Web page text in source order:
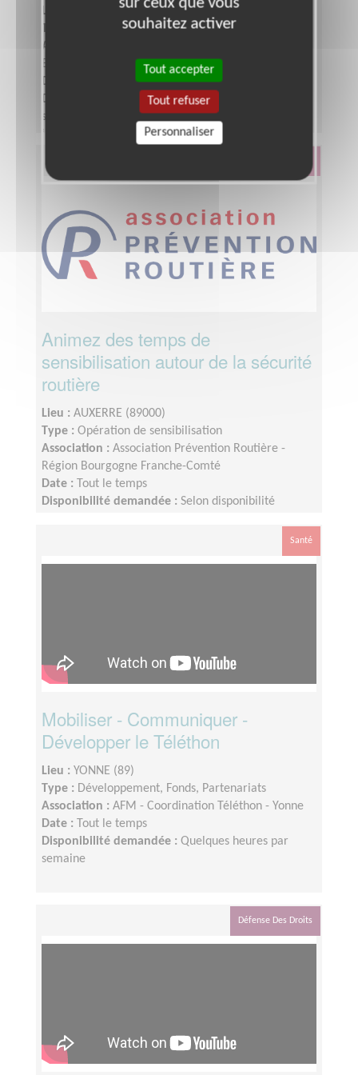
Lieu :
AUXERRE (89000)
Aide à l'insertion, Parrainages
Association :
Economique
Date :
Tout le temps
Disponibilité demandée :Quelques heures par
semaine /mois - Hebdomadaire / mensuelle ;
idéalement sur 2 ans
Animez des temps de
sensibilisation autour de la sécurité
routière
Lieu : AUXERRE (89000)
Type : Opération de sensibilisation
Association : Association Prévention Routière -
Région Bourgogne Franche-Comté
Date :
Tout le temps
Disponibilité demandée : Selon disponibilité
Santé
Mobiliser - Communiquer -
Développer le Téléthon
Lieu : YONNE (89)
Type : Développement, Fonds, Partenariats
Association : AFM - Coordination Téléthon - Yonne
Date :
Tout le temps
Disponibilité demandée : Quelques heures par
semaine
Défense Des Droits
souhaitez activer
Tout accepter
Tout refuser
Personnaliser